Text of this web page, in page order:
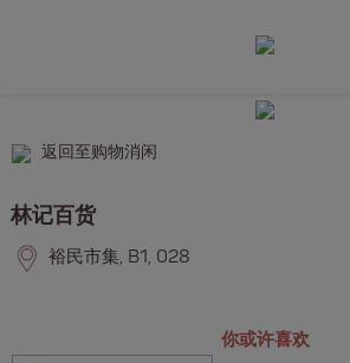
返回至购物消闲
林记百货
裕民市集, B1, 028
你或许喜欢